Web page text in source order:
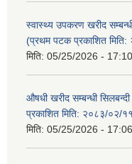
स्वास्थ्य उपकरण खरीद
(प्रथम पटक प्रकाशित
मिति: 05/25/2026 - 17:10
औषधी खरीद सम्बन्धी
प्रकाशित मिति: २०८३/०२/
मिति: 05/25/2026 - 17:06